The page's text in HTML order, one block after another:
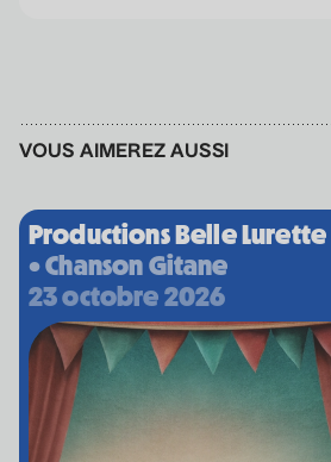
• Patrick
Théâtre Marcellin-
Promotions
Josiane
• En
•
VOUS AIMEREZ AUSSI
Productions Belle Lurette
• Chanson Gitane
23 octobre 2026